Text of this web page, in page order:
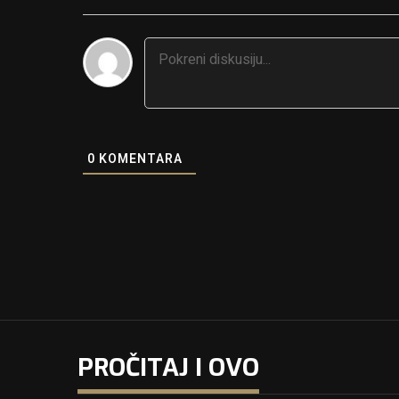
0 KOMENTARA
PROČITAJ I OVO